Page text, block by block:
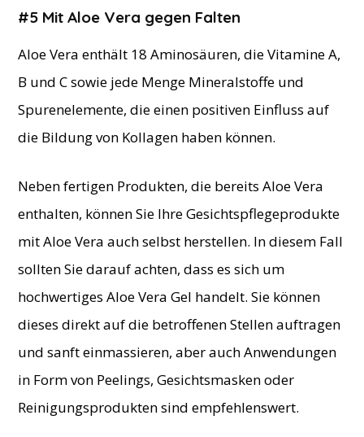
#5 Mit Aloe Vera gegen Falten
Aloe Vera enthält 18 Aminosäuren, die Vitamine A,
B und C sowie jede Menge Mineralstoffe und
Spurenelemente, die einen positiven Einfluss auf
die Bildung von Kollagen haben können.
Neben fertigen Produkten, die bereits Aloe Vera
enthalten, können Sie Ihre Gesichtspflegeprodukte
mit Aloe Vera auch selbst herstellen. In diesem Fall
sollten Sie darauf achten, dass es sich um
hochwertiges Aloe Vera Gel handelt. Sie können
dieses direkt auf die betroffenen Stellen auftragen
und sanft einmassieren, aber auch Anwendungen
in Form von Peelings, Gesichtsmasken oder
Reinigungsprodukten sind empfehlenswert.